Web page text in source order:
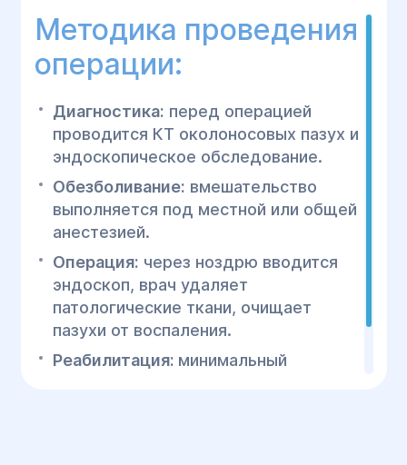
Методика проведения
операции:
Диагностика: перед операцией
проводится КТ околоносовых пазух и
эндоскопическое обследование.
Обезболивание: вмешательство
выполняется под местной или общей
анестезией.
Операция: через ноздрю вводится
эндоскоп, врач удаляет
патологические ткани, очищает
пазухи от воспаления.
Реабилитация: минимальный